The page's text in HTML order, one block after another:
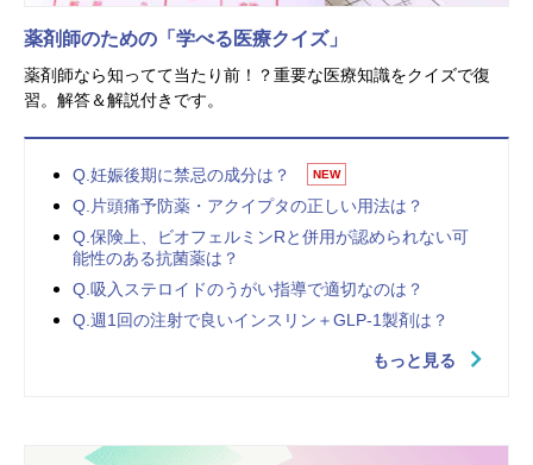
薬剤師のための「学べる医療クイズ」
薬剤師なら知ってて当たり前！？重要な医療知識をクイズで復
習。解答＆解説付きです。
Q.妊娠後期に禁忌の成分は？ NEW
Q.片頭痛予防薬・アクイプタの正しい用法は？
Q.保険上、ビオフェルミンRと併用が認められない可
能性のある抗菌薬は？
Q.吸入ステロイドのうがい指導で適切なのは？
Q.週1回の注射で良いインスリン＋GLP-1製剤は？
もっと見る